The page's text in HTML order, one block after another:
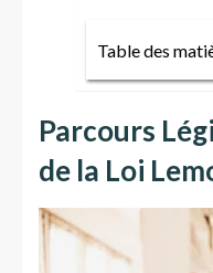
Table des
Parcours
de la Loi